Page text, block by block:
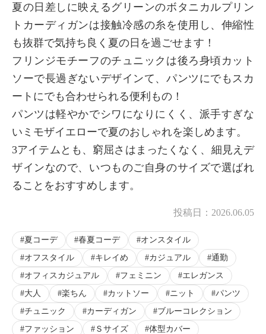
夏の日差しに映えるグリーンのボタニカルプリン
トカーディガンは接触冷感の糸を使用し、伸縮性
も抜群で気持ち良く夏の日を過ごせます！
フリンジモチーフのチュニックは後ろ身頃カット
ソーで長過ぎないデザインて、パンツにでもスカ
ートにでも合わせられる便利もの！
パンツは軽やかでシワになりにくく、派手すぎな
いミモザイエローで夏のおしゃれを楽しめます。
3アイテムとも、窮屈さはまったくなく、細見えデ
ザインなので、いつものご自身のサイズで選ばれ
ることをおすすめします。
投稿日： 2026.06.05
夏コーデ 春夏コーデ
オンスタイル
オフスタイル
キレイめ カジュアル
通勤
オフィスカジュアル
フェミニン
エレガンス
大人
楽ちん カットソー ニット
パンツ
チュニック
カーディガン
ブルーコレクション
ファッション
Ｓサイズ 体型カバー